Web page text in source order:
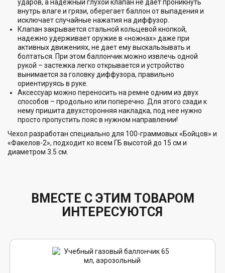
ударов, а надежный глухой клапан не дает проникнуть
внутрь влаге и грязи, оберегает баллон от выпадения и
исключает случайные нажатия на диффузор.
Клапан закрывается стальной кольцевой кнопкой,
надежно удерживает оружие в «ножнах» даже при
активных движениях, не дает ему выскальзывать и
болтаться. При этом баллончик можно извлечь одной
рукой – застежка легко открывается и устройство
вынимается за головку диффузора, правильно
ориентируясь в руке.
Аксессуар можно переносить на ремне одним из двух
способов – продольно или поперечно. Для этого сзади к
нему пришита двухсторонняя накладка, под нее нужно
просто пропустить пояс в нужном направлении!
Чехол разработан специально для 100-граммовых «Бойцов» и
«Факелов-2», подходит ко всем ГБ высотой до 15 см и
диаметром 3.5 см.
ВМЕСТЕ С ЭТИМ ТОВАРОМ
ИНТЕРЕСУЮТСЯ